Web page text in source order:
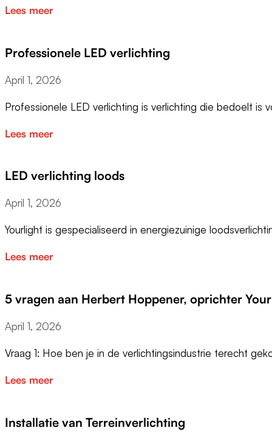
Lees meer
Professionele LED verlichting
April 1, 2026
Professionele LED verlichting is verlichting die bedoelt is
Lees meer
LED verlichting loods
April 1, 2026
Yourlight is gespecialiseerd in energiezuinige
Lees meer
5 vragen aan Herbert Hoppener, oprichter
April 1, 2026
Vraag 1: Hoe ben je in de verlichtingsindustrie terecht
Lees meer
Installatie van Terreinverlichting